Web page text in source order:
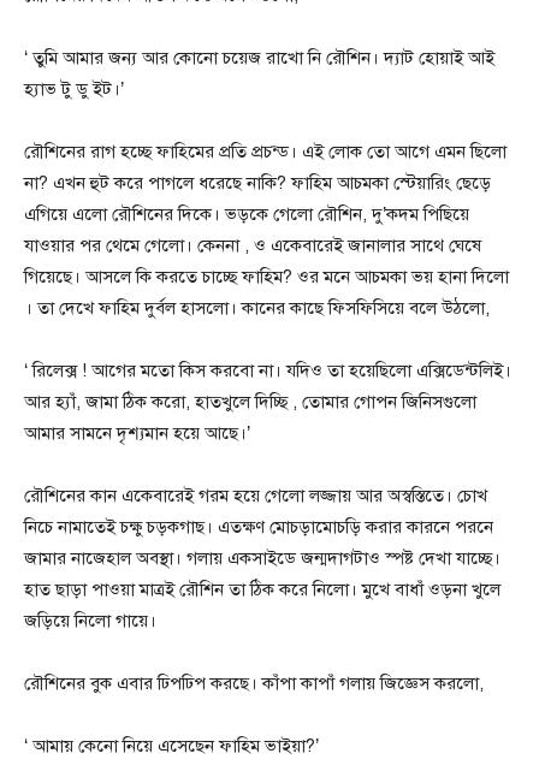
‘ তুমি আমার জন্য আর কোনো চয়েজ রাখো নি রৌশিন। দ্যাট হোয়াই আই
হ্যাভ টু ডু ইট।’
রৌশিনের রাগ হচ্ছে ফাহিমের প্রতি প্রচন্ড। এই লোক তো আগে এমন ছিলো
না? এখন হুট করে পাগলে ধরেছে নাকি? ফাহিম আচমকা স্টেয়ারিং ছেড়ে
এগিয়ে এলো রৌশিনের দিকে। ভড়কে গেলো রৌশিন, দু’কদম পিছিয়ে
যাওয়ার পর থেমে গেলো। কেননা , ও একেবারেই জানালার সাথে ঘেষে
গিয়েছে। আসলে কি করতে চাচ্ছে ফাহিম? ওর মনে আচমকা ভয় হানা দিলো
। তা দেখে ফাহিম দুর্বল হাসলো। কানের কাছে ফিসফিসিয়ে বলে উঠলো,
‘ রিলেক্স ! আগের মতো কিস করবো না। যদিও তা হয়েছিলো এক্সিডেন্টলিই।
আর হ্যাঁ, জামা ঠিক করো, হাতখুলে দিচ্ছি , তোমার গোপন জিনিসগুলো
আমার সামনে দৃশ্যমান হয়ে আছে।’
রৌশিনের কান একেবারেই গরম হয়ে গেলো লজ্জায় আর অস্বস্তিতে। চোখ
নিচে নামাতেই চক্ষু চড়কগাছ। এতক্ষণ মোচড়ামোচড়ি করার কারনে পরনে
জামার নাজেহাল অবস্থা। গলায় একসাইডে জন্মদাগটাও স্পষ্ট দেখা যাচ্ছে।
হাত ছাড়া পাওয়া মাত্রই রৌশিন তা ঠিক করে নিলো। মুখে বাধাঁ ওড়না খুলে
জড়িয়ে নিলো গায়ে।
রৌশিনের বুক এবার ঢিপঢিপ করছে। কাঁপা কাপাঁ গলায় জিজ্ঞেস করলো,
‘ আমায় কেনো নিয়ে এসেছেন ফাহিম ভাইয়া?’